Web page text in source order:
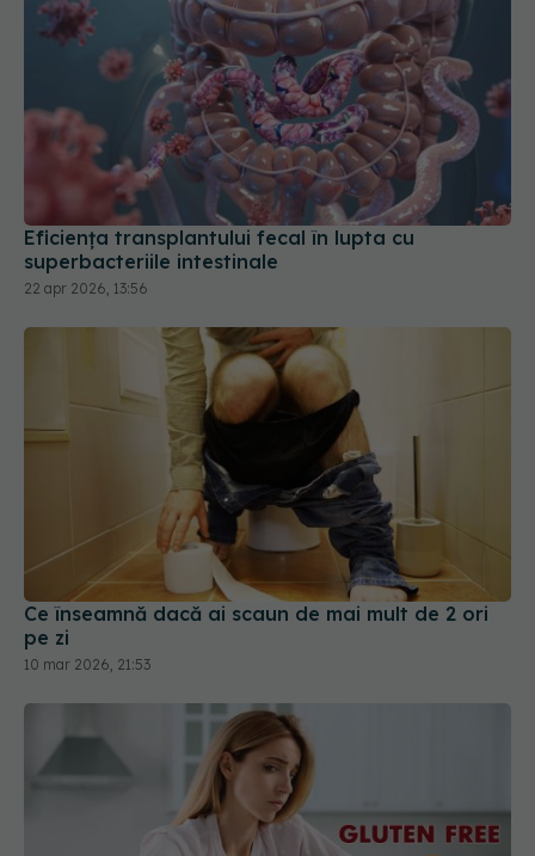
Eficiența transplantului fecal în lupta cu
superbacteriile intestinale
22 apr 2026, 13:56
Ce înseamnă dacă ai scaun de mai mult de 2 ori
pe zi
10 mar 2026, 21:53